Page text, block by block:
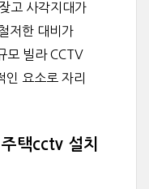
고 사각지대가
저한 대비가
모 빌라 CCTV
인 요소로 자리
택cctv 설치